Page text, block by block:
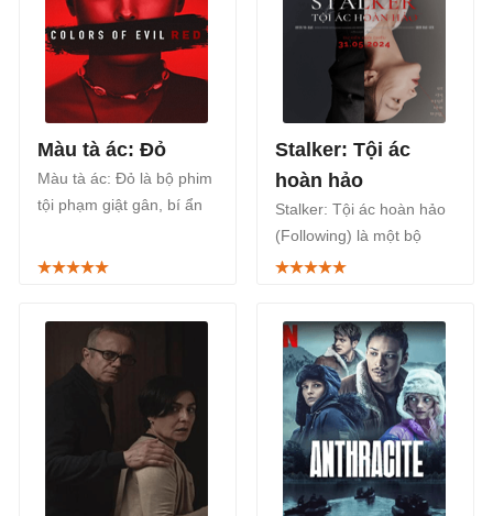
Màu tà ác: Đỏ
Màu tà ác: Đỏ là bộ phim
tội phạm giật gân, bí ẩn
chuyển thể từ cuốn tiểu
thích suốt nhiều thập kỷ.
Stalker: Tội ác
hoàn hảo
Stalker: Tội ác hoàn hảo
(Following) là một bộ
phim Hàn Quốc chiếu
tham gia đóng chính của
“Chàng Hậu” Shin Hye
Sun, được công chiếu từ
ngày 31/05/2024.